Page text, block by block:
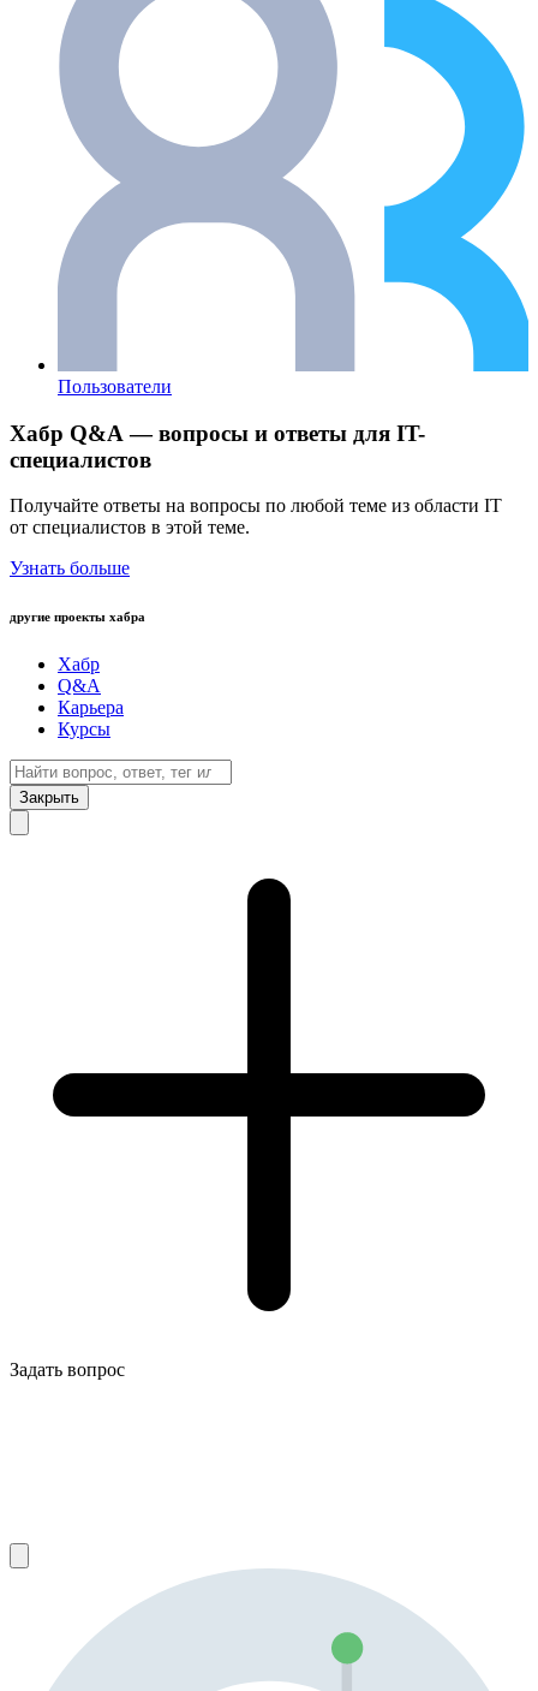
Пользователи
Хабр Q&A — вопросы и ответы для IT-
специалистов
Получайте ответы на вопросы по любой теме из области IT
от специалистов в этой теме.
Узнать больше
другие проекты хабра
Хабр
Q&A
Карьера
Курсы
Закрыть
Задать вопрос